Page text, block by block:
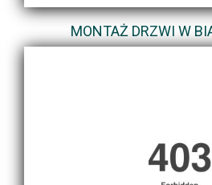
MONTAŻ DRZWI W